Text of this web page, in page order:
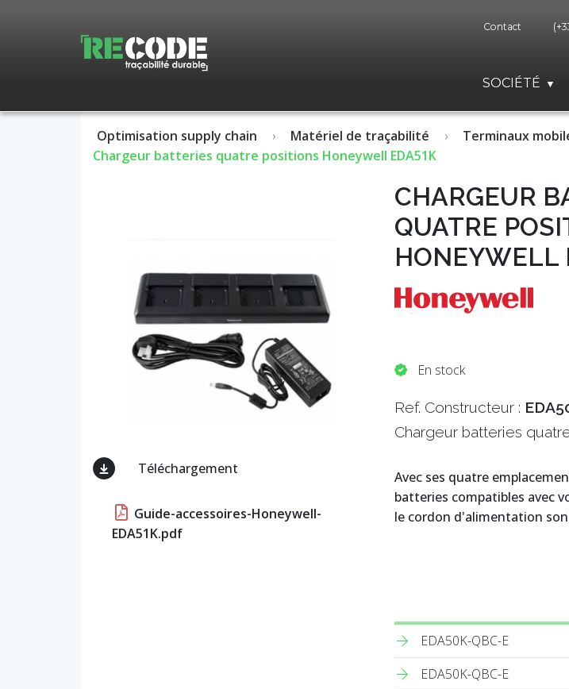
Contact
SOCIÉTÉ
Optimisation supply chain Matériel de traçabilité Terminaux
Chargeur batteries quatre positions Honeywell EDA51K
Téléchargement
Guide-accessoires-Honeywell-
EDA51K.pdf
CHARGEUR
QUATRE
HONEYWELL
En stock
Ref. Constructeur :
Chargeur batteries
Avec ses quatre
batteries compatibles avec
le cordon d'alimentation
EDA50K-QBC-E
EDA50K-QBC-E